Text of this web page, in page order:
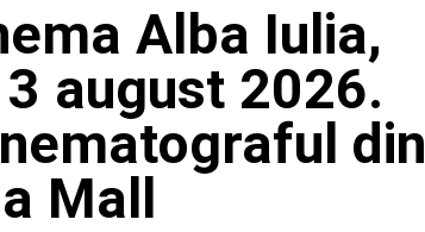
Alba Iulia,
august 2026.
din
Mall